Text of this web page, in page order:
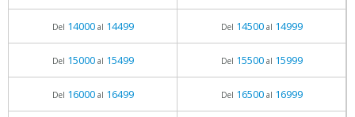
Del 14000al 14499 Del 14500al 14999
Del 15000al 15499 Del 15500al 15999
Del 16000al 16499 Del 16500al 16999